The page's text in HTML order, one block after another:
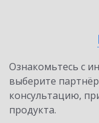
Ознакомьтесь с
выберите
консультацию,
продукта.